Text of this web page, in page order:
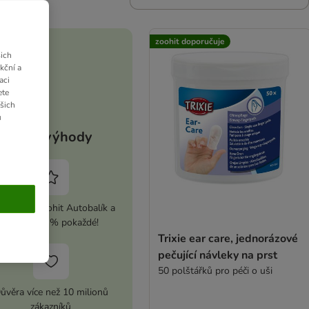
Vaše výhody
si zoohit Autobalík a
ušetřete 5 % pokaždé!
více než 10 milionů
zoohit doporučuje
Trixie ear care, jednorázové
pečující návleky na prst
50 polštářků pro péči o uši
a